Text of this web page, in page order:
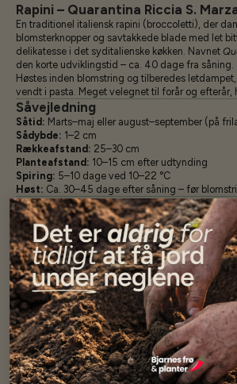
Rapini – Quarantina Riccia S.
En traditionel italiensk rapini (broccoletti), der
blomsterknopper og savtakkede blade med let
delikatesse i det syditalienske køkken. Navnet
den korte udviklingstid – ca. 40 dage fra såning.
Høstes inden blomstring og tilberedes
vendt i pasta. Meget velegnet til forår og efterår,
Såvejledning
Såtid: Marts–maj eller august–september (på
Sådybde: 1–2 cm
Rækkeafstand: 25–30 cm
Planteafstand: 10–15 cm efter udtynding
Spiring: 5–10 dage ved 10–22 °C
Høst: Ca. 30–45 dage efter såning – før
Dyrkningstips
Så i hold for flere høstbølger.
Høstes når knopperne er små og faste, før de
Kan også bruges som babyleaves, hvis den sås
Trives bedst i køligere perioder – går hurtigt i
Specifikationer
Se mere af Alle produkter